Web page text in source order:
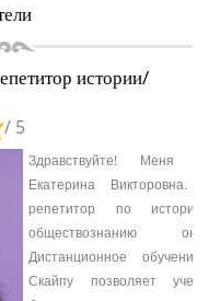
истории/
/ 5
Здравствуйте! Меня
Екатерина Викторовна.
репетитор по истории
обществознанию
Дистанционное обучение
Скайпу позволяет